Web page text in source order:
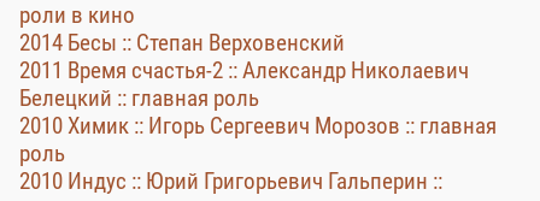
роли в кино
2014 Бесы :: Степан Верховенский
2011 Время счастья-2 :: Александр Николаевич
Белецкий :: главная роль
2010 Химик :: Игорь Сергеевич Морозов :: главная
роль
2010 Индус :: Юрий Григорьевич Гальперин ::